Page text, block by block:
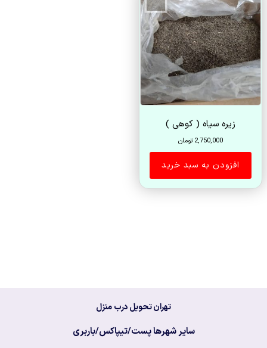
زیره سیاه ( کوهی )
2,750,000 تومان
افزودن به سبد خرید
تهران تحویل درب منزل
سایر شهرها پست/تیپاکس/باربری